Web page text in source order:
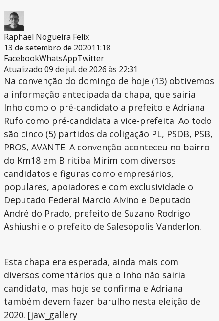
Raphael Nogueira Felix
13 de setembro de 202011:18
FacebookWhatsAppTwitter
Atualizado 09 de jul. de 2026 às 22:31
Na convenção do domingo de hoje (13) obtivemos
a informação antecipada da chapa, que sairia
Inho como o pré-candidato a prefeito e Adriana
Rufo como pré-candidata a vice-prefeita. Ao todo
são cinco (5) partidos da coligação PL, PSDB, PSB,
PROS, AVANTE. A convenção aconteceu no bairro
do Km18 em Biritiba Mirim com diversos
candidatos e figuras como empresários,
populares, apoiadores e com exclusividade o
Deputado Federal Marcio Alvino e Deputado
André do Prado, prefeito de Suzano Rodrigo
Ashiushi e o prefeito de Salesópolis Vanderlon.
Esta chapa era esperada, ainda mais com
diversos comentários que o Inho não sairia
candidato, mas hoje se confirma e Adriana
também devem fazer barulho nesta eleição de
2020. [jaw_gallery